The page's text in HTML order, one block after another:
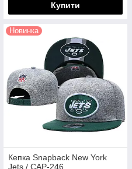
Купити
Новинка
Кепка Snapback New York
Jets / CAP-246